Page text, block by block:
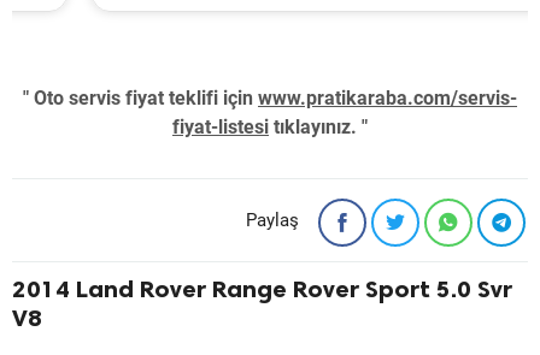
" Oto servis fiyat teklifi için www.pratikaraba.com/servis-
fiyat-listesi tıklayınız. "
Paylaş
2014 Land Rover Range Rover Sport 5.0 Svr
V8